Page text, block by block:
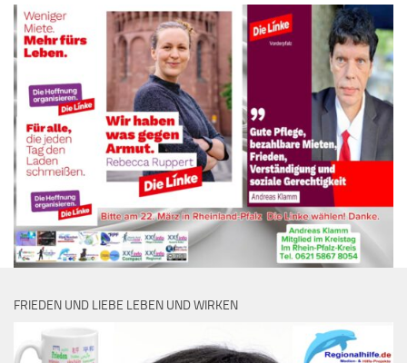
FRIEDEN UND LIEBE LEBEN UND WIRKEN